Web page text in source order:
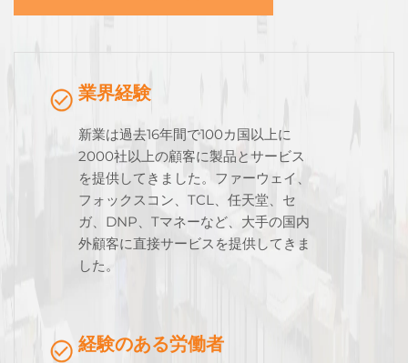
業界経験
新業は過去16年間で100カ国以上に
2000社以上の顧客に製品とサービス
を提供してきました。ファーウェイ、
フォックスコン、TCL、任天堂、セ
ガ、DNP、Tマネーなど、大手の国内
外顧客に直接サービスを提供してきま
した。
経験のある労働者